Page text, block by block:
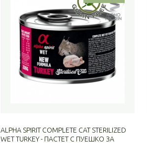
ALPHA SPIRIT COMPLETE CAT STERILIZED
WET TURKEY - ПАСТЕТ С ПУЕШКО ЗА